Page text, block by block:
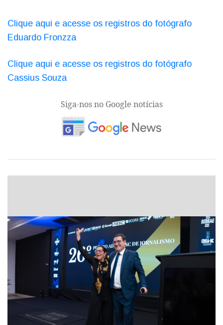
Clique aqui e acesse os registros do fotógrafo
Eduardo Fronzza
Clique aqui e acesse os registros do fotógrafo
Cassius Souza
Siga-nos no Google notícias